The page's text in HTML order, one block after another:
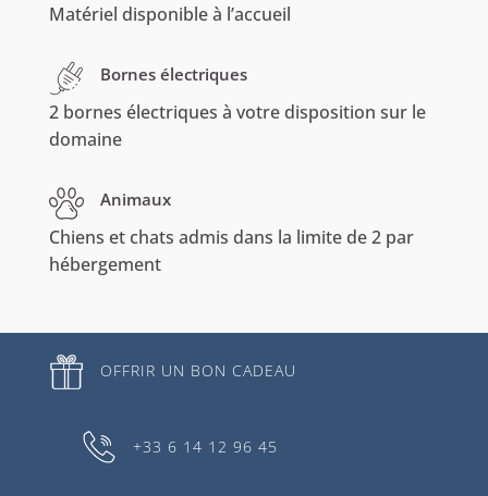
Matériel disponible à l’accueil
Bornes électriques
2 bornes électriques à votre disposition sur le
domaine
Animaux
Chiens et chats admis dans la limite de 2 par
hébergement
OFFRIR UN BON CADEAU
+33 6 14 12 96 45